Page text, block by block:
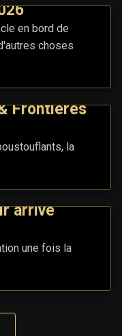
en bord de
choses
Frontières
la
arrive
une fois la